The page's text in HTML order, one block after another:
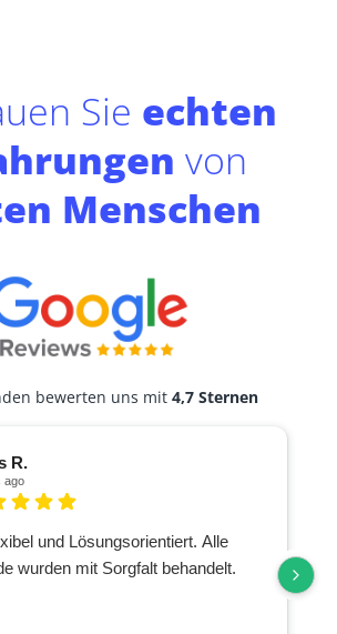
Sie echten
von
Menschen
bewerten uns mit 4,7 Sternen
R.
ago
und Lösungsorientiert. Alle
wurden mit Sorgfalt behandelt.